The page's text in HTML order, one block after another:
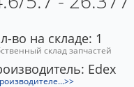
во на складе: 1
склад запчастей
Edex